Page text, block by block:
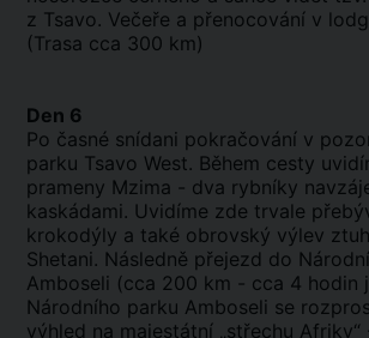
z Tsavo. Večeře a přenocování v
(Trasa cca 300 km)
Den 6
Po časné snídani pokračování v
parku Tsavo West. Během cesty
prameny Mzima - dva rybníky
kaskádami. Uvidíme zde trvale
krokodýly a také obrovský výlev
Shetani. Následně přejezd do
Amboseli (cca 200 km - cca 4 hodin
Národního parku Amboseli se
výhled na majestátní „střechu